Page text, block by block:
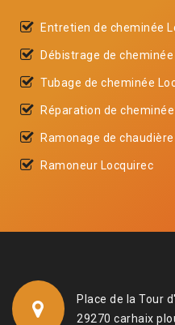
Entretien de cheminée
Débistrage de
Tubage de cheminée
Réparation de
Ramonage de
Ramoneur Locquirec
Place de la Tour
29270 carhaix